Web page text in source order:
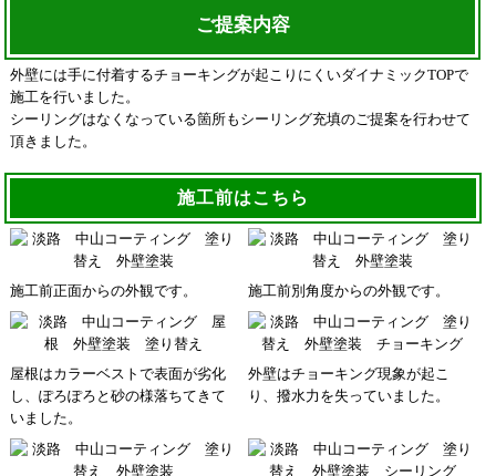
ご提案内容
外壁には手に付着するチョーキングが起こりにくいダイナミックTOPで
施工を行いました。
シーリングはなくなっている箇所もシーリング充填のご提案を行わせて
頂きました。
施工前はこちら
施工前正面からの外観です。 施工前別角度からの外観です。
屋根はカラーベストで表面が劣化
し、ぽろぽろと砂の様落ちてきて
いました。
外壁はチョーキング現象が起こ
り、撥水力を失っていました。